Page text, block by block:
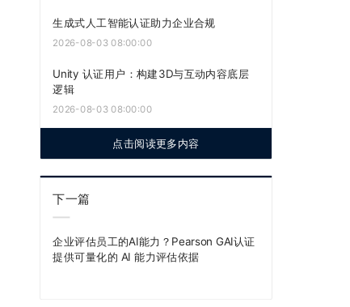
生成式人工智能认证助力企业合规
2026-08-03 08:00:00
Unity 认证用户：构建3D与互动内容底层
逻辑
2026-08-03 08:00:00
点击阅读更多内容
下一篇
企业评估员工的AI能力？Pearson GAI认证
提供可量化的 AI 能力评估依据